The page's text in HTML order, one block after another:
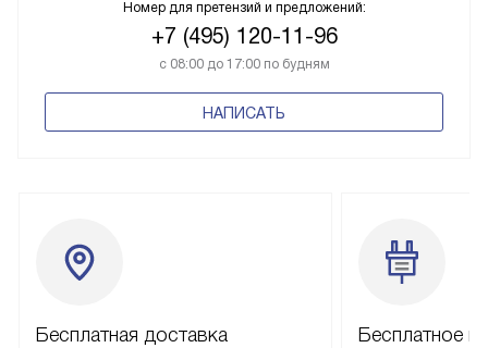
Номер для претензий и предложений:
+7 (495) 120-11-96
с 08:00 до 17:00 по будням
НАПИСАТЬ
Бесплатная доставка Бесплатное